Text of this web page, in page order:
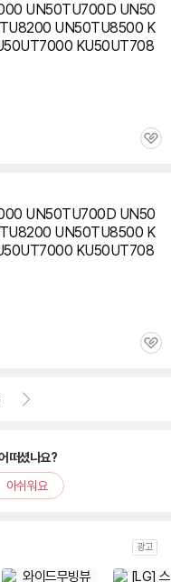
UN50TU700D UN50
UN50TU8500 K
KU50UT708
관
UN50TU700D UN50
UN50TU8500 K
KU50UT708
관
떠셨나요?
아쉬워요
광고